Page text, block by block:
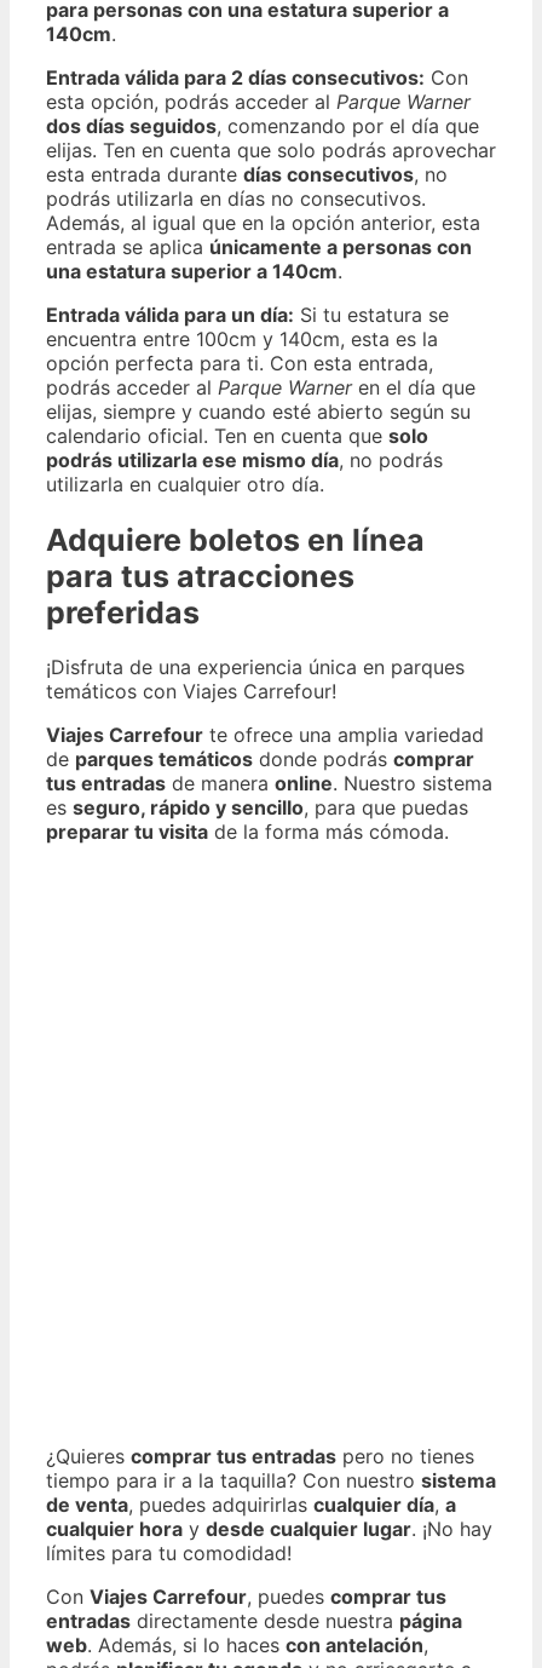
para personas con una estatura superior a
140cm.
Entrada válida para 2 días consecutivos: Con
esta opción, podrás acceder al Parque Warner
dos días seguidos, comenzando por el día que
elijas. Ten en cuenta que solo podrás aprovechar
esta entrada durante días consecutivos, no
podrás utilizarla en días no consecutivos.
Además, al igual que en la opción anterior, esta
entrada se aplica únicamente a personas con
una estatura superior a 140cm.
Entrada válida para un día: Si tu estatura se
encuentra entre 100cm y 140cm, esta es la
opción perfecta para ti. Con esta entrada,
podrás acceder al Parque Warneren el día que
elijas, siempre y cuando esté abierto según su
calendario oficial. Ten en cuenta que solo
podrás utilizarla ese mismo día, no podrás
utilizarla en cualquier otro día.
Adquiere boletos en línea
para tus atracciones
preferidas
¡Disfruta de una experiencia única en parques
temáticos con Viajes Carrefour!
Viajes Carrefour te ofrece una amplia variedad
de parques temáticos donde podrás comprar
tus entradas de manera online. Nuestro sistema
es seguro, rápido y sencillo, para que puedas
preparar tu visita de la forma más cómoda.
¿Quieres comprar tus entradas pero no tienes
tiempo para ir a la taquilla? Con nuestro sistema
de venta, puedes adquirirlas cualquier día, a
cualquier hora y desde cualquier lugar. ¡No hay
límites para tu comodidad!
Con Viajes Carrefour, puedes comprar tus
entradas directamente desde nuestra página
web. Además, si lo haces con antelación,